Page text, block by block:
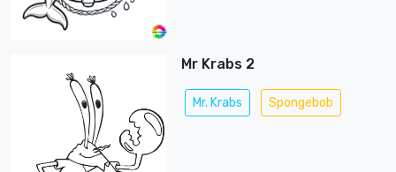
Mr Krabs 2
Mr. Krabs Spongebob